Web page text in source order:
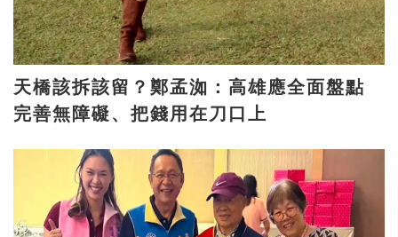
天橋該拆該留？鄭孟洳：高雄應全面盤點
完善無障礙、把錢用在刀口上